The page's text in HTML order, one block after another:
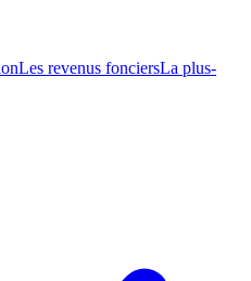
Les revenus fonciersLa plus-